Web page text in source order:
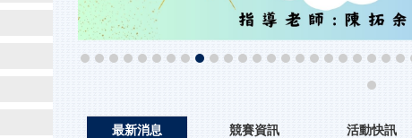
最新消息 競賽資訊 活動快訊